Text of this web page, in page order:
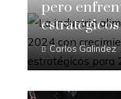
pero
Carlos Galindez